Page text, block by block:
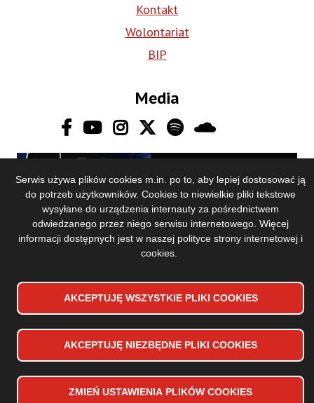
Serwis używa plików cookies m.in. po to, aby lepiej dostosować ją
do potrzeb użytkowników. Cookies to niewielkie pliki tekstowe
wysyłane do urządzenia internauty za pośrednictwem
odwiedzanego przez niego serwisu internetowego. Więcej
informacji dostępnych jest w naszej polityce strony internetowej i
cookies
AKCEPTUJĘ WSZYSTKIE PLIKI COOKIES
AKCEPTUJĘ NIEZBĘDNE PLIKI COOKIES
WYCOFAJ ZGODĘ NA PLIKI COOKIES
ZMIEŃ USTAWIENIA PLIKÓW COOKIES
Kontakt
Wolontariat
BIP
Media
Copyrights 2024 Toruńska Orkiestra Symfoniczna
menu
Deklaracja dostępności
Mapa strony